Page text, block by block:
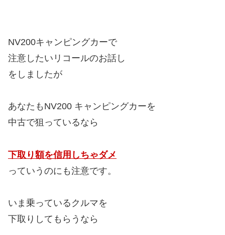
NV200キャンピングカーで
注意したいリコールのお話し
をしましたが
あなたもNV200 キャンピングカーを
中古で狙っているなら
下取り額を信用しちゃダメ
っていうのにも注意です。
いま乗っているクルマを
下取りしてもらうなら